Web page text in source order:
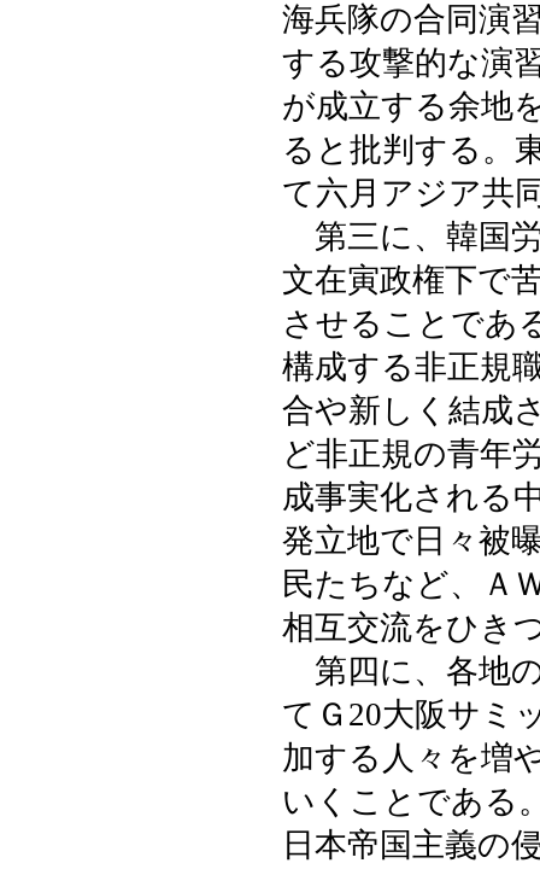
海兵隊の合同演
する攻撃的な演
が成立する余地
ると批判する。
て六月アジア共
第三に、韓国
文在寅政権下で
させることであ
構成する非正規
合や新しく結成
ど非正規の青年
成事実化される
発立地で日々被
民たちなど、Ａ
相互交流をひき
第四に、各地
てＧ20大阪サミ
加する人々を増
いくことである
日本帝国主義の